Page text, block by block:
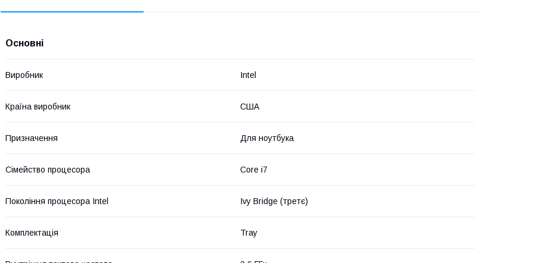
Основні
Виробник Intel
Країна виробник США
Призначення Для ноутбука
Сімейство процесора Core i7
Покоління процесора Intel Ivy Bridge (третє)
Комплектація Tray